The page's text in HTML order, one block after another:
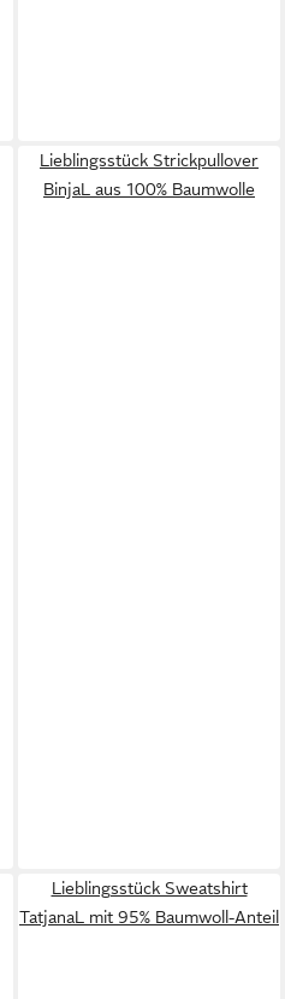
Lieblingsstück Strickpullover
BinjaL aus 100% Baumwolle
Lieblingsstück Sweatshirt
TatjanaL mit 95% Baumwoll-Anteil